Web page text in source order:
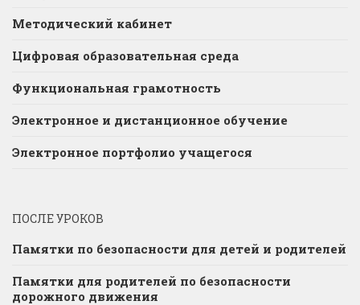
Методический кабинет
Цифровая образовательная среда
Функциональная грамотность
Электронное и дистанционное обучение
Электронное портфолио учащегося
ПОСЛЕ УРОКОВ
Памятки по безопасности для детей и родителей
Памятки для родителей по безопасности
дорожного движения